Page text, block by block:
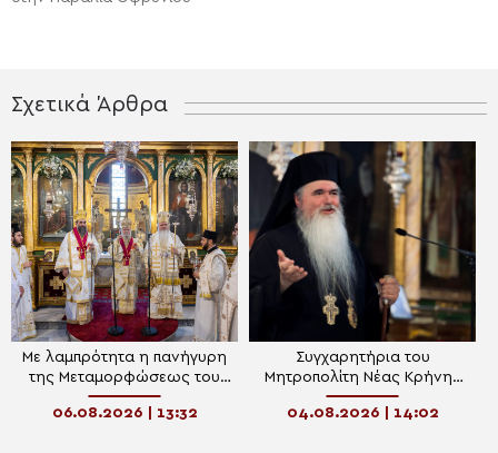
Σχετικά Άρθρα
Με λαμπρότητα η πανήγυρη
της Μεταμορφώσεως του
Σωτήρος στην Καλαμαριά
(ΦΩΤΟ)
06.08.2026 | 13:32
Συγχαρητήρια του
Μητροπολίτη Νέας Κρήνης
και Καλαμαριάς στους
διακριθέντες αθλητές
04.08.2026 | 14:02